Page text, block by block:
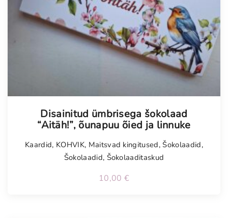
Disainitud ümbrisega šokolaad
“Aitäh!”, õunapuu õied ja linnuke
Kaardid, KOHVIK, Maitsvad kingitused,Šokolaadid,
Šokolaadid, Šokolaaditaskud
10,00 €